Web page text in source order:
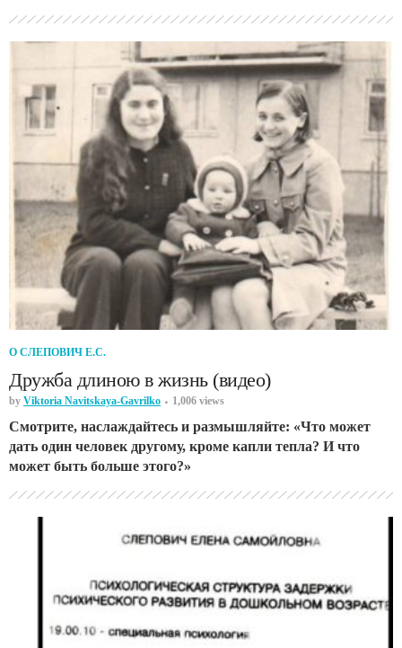
О СЛЕПОВИЧ Е.С.
Дружба длиною в жизнь (видео)
by Viktoria Navitskaya-Gavrilko 1,006 views
Смотрите, наслаждайтесь и размышляйте: «Что может
дать один человек другому, кроме капли тепла? И что
может быть больше этого?»